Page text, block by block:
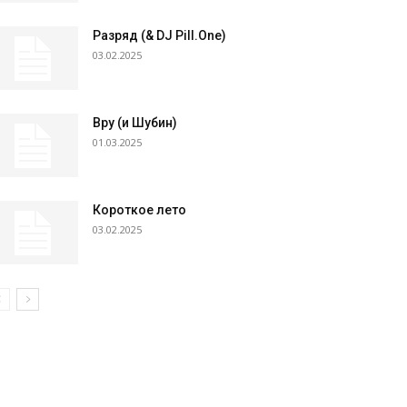
Разряд (& DJ Pill.One)
03.02.2025
Вру (и Шубин)
01.03.2025
Короткое лето
03.02.2025